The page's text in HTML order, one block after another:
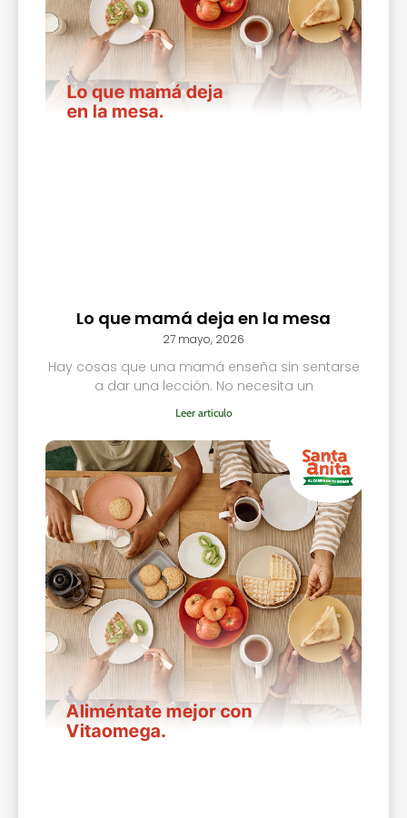
Lo que mamá deja en la mesa
27 mayo, 2026
Hay cosas que una mamá enseña sin sentarse
a dar una lección. No necesita un
Leer articulo